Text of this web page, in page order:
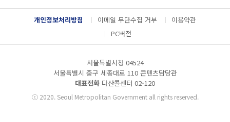
g
l
e
l
서
다
운
드
개인정보처리방침 이메일 무단수집 거부
이용약관
PC버전
서울특별시청 04524
서울특별시 중구 세종대로 110 콘텐츠담당관
대표전화 다산콜센터 02-120
ⓒ2020. Seoul Metropolitan Government all rights reserved.